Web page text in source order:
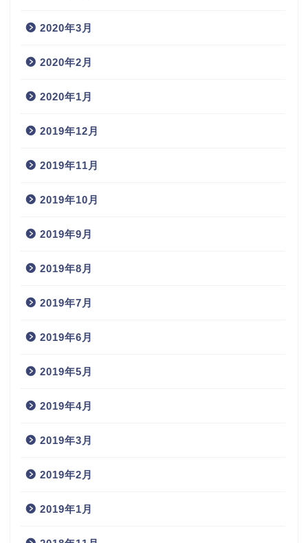
2020年3月
2020年2月
2020年1月
2019年12月
2019年11月
2019年10月
2019年9月
2019年8月
2019年7月
2019年6月
2019年5月
2019年4月
2019年3月
2019年2月
2019年1月